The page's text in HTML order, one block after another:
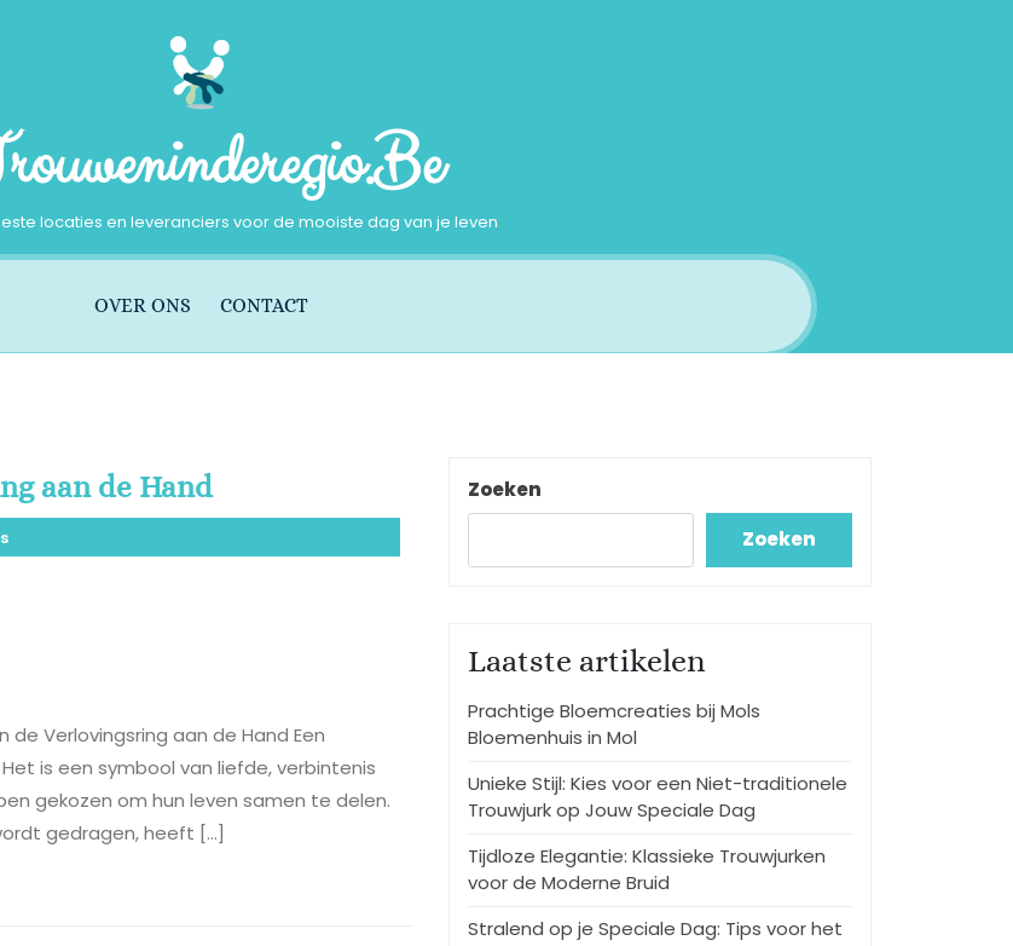
locaties en leveranciers voor de mooiste dag van je leven
OVER ONS CONTACT
aan de Hand
de Verlovingsring aan de Hand Een
is een symbool van liefde, verbintenis
gekozen om hun leven samen te delen.
gedragen, heeft […]
Zoeken
Zoeken
Laatste artikelen
Prachtige Bloemcreaties bij Mols
Bloemenhuis in Mol
Unieke Stijl: Kies voor een Niet-traditionele
Trouwjurk op Jouw Speciale Dag
Tijdloze Elegantie: Klassieke Trouwjurken
voor de Moderne Bruid
Stralend op je Speciale Dag: Tips voor het